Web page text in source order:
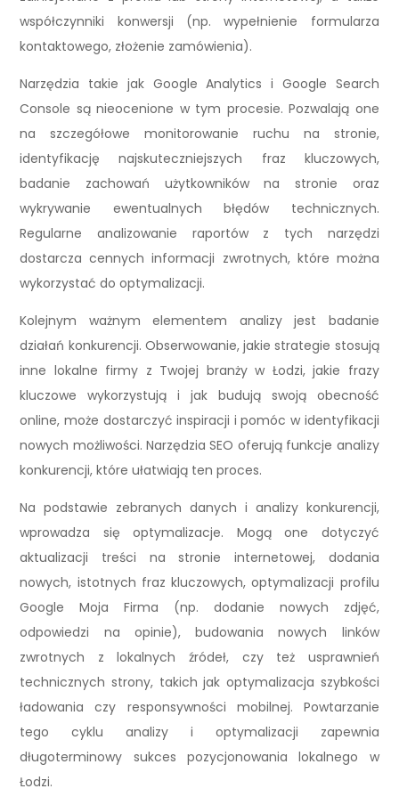
współczynniki konwersji (np. wypełnienie formularza
kontaktowego, złożenie zamówienia).
Narzędzia takie jak Google Analytics i Google Search
Console są nieocenione w tym procesie. Pozwalają one
na szczegółowe monitorowanie ruchu na stronie,
identyfikację najskuteczniejszych fraz kluczowych,
badanie zachowań użytkowników na stronie oraz
wykrywanie ewentualnych błędów technicznych.
Regularne analizowanie raportów z tych narzędzi
dostarcza cennych informacji zwrotnych, które można
wykorzystać do optymalizacji.
Kolejnym ważnym elementem analizy jest badanie
działań konkurencji. Obserwowanie, jakie strategie stosują
inne lokalne firmy z Twojej branży w Łodzi, jakie frazy
kluczowe wykorzystują i jak budują swoją obecność
online, może dostarczyć inspiracji i pomóc w identyfikacji
nowych możliwości. Narzędzia SEO oferują funkcje analizy
konkurencji, które ułatwiają ten proces.
Na podstawie zebranych danych i analizy konkurencji,
wprowadza się optymalizacje. Mogą one dotyczyć
aktualizacji treści na stronie internetowej, dodania
nowych, istotnych fraz kluczowych, optymalizacji profilu
Google Moja Firma (np. dodanie nowych zdjęć,
odpowiedzi na opinie), budowania nowych linków
zwrotnych z lokalnych źródeł, czy też usprawnień
technicznych strony, takich jak optymalizacja szybkości
ładowania czy responsywności mobilnej. Powtarzanie
tego cyklu analizy i optymalizacji zapewnia
długoterminowy sukces pozycjonowania lokalnego w
Łodzi.